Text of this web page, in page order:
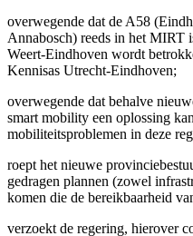
overwegende dat de A58
Annabosch) reeds in het MIRT
Weert-Eindhoven wordt
Kennisas Utrecht-Eindhoven;
overwegende dat behalve
smart mobility een oplossing
mobiliteitsproblemen in deze
roept het nieuwe
gedragen plannen (zowel
komen die de bereikbaarheid
verzoekt de regering, hierover